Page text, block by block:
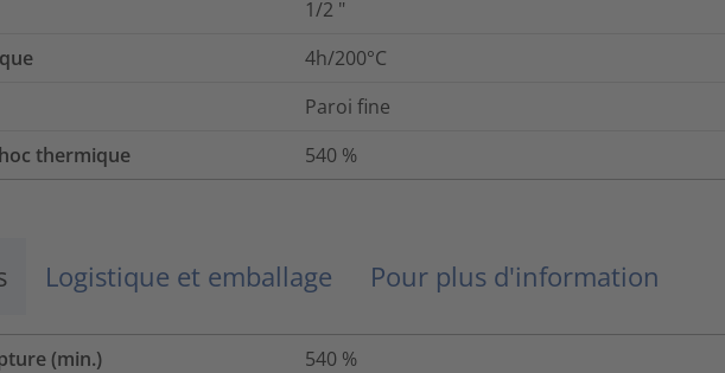
1/2 "
4h/200°C
Paroi fine
thermique
540 %
Logistique et emballage Pour plus d'information
(min.) 540 %